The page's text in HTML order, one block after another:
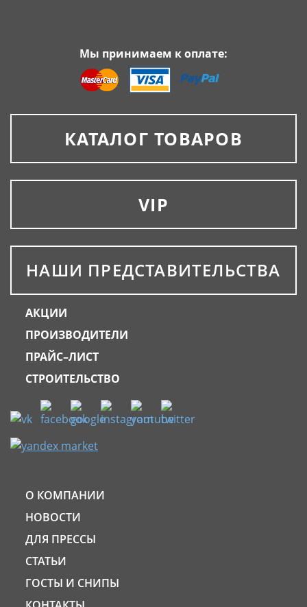
Мы принимаем к оплате:
КАТАЛОГ ТОВАРОВ
VIP
НАШИ ПРЕДСТАВИТЕЛЬСТВА
АКЦИИ
ПРОИЗВОДИТЕЛИ
ПРАЙС–ЛИСТ
СТРОИТЕЛЬСТВО
О КОМПАНИИ
НОВОСТИ
ДЛЯ ПРЕССЫ
СТАТЬИ
ГОСТЫ И СНИПЫ